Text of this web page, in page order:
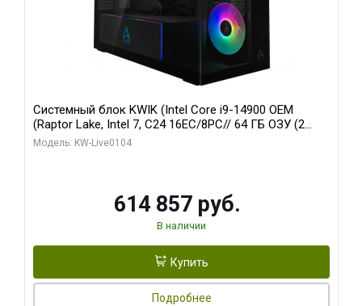
Системный блок KWIK (Intel Core i9-14900 OEM
(Raptor Lake, Intel 7, C24 16EC/8PC// 64 ГБ ОЗУ (2
модуля)/ Afox RTX4090 24GB GDDR6X 384-Bit 3xDP
Модель: KW-Live0104
614 857 руб.
В наличии
Купить
Подробнее